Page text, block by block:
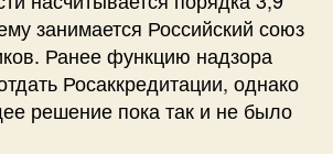
занимается Российский союз
Ранее функцию надзора
Росаккредитации, однако
решение пока так и не было